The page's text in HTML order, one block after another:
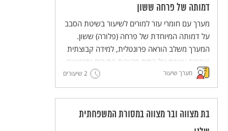
חדשניות והמלוות יחידות ללימוד עצמי של
השיטות הללו (פלפ"ל - פעילות פדגוגית לימודית
למורים)
דמותה של פרחה ששון
מערך עם חומרי עזר למורים לשיעור בשיטת הסבב
על דמותה המיוחדת של פרחה (פלורה) ששון.
המערך משלב הוראה פרונטלית, למידה קבוצתית
ועבודה אישית על בסיס מקורות כתובים וסרטונים.
מסדרת מערכי השיעור המדגימים שיטות הוראה
חדשניות והמלוות יחידות ללימוד עצמי של
השיטות הללו (פלפ"ל - פעילות פדגוגית לימודית
למורים).
מערך שיעור 2 שיעורים
בת מצווה ובר מצווה במסורת המשפחתית